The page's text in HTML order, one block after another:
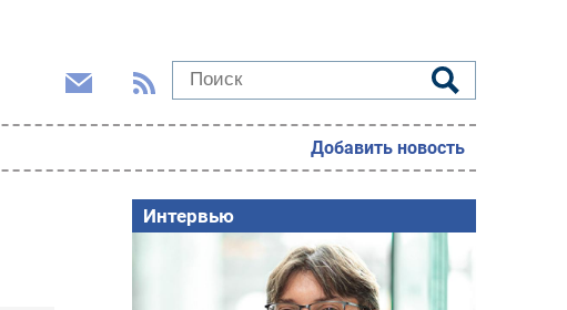
Добавить новость
Интервью